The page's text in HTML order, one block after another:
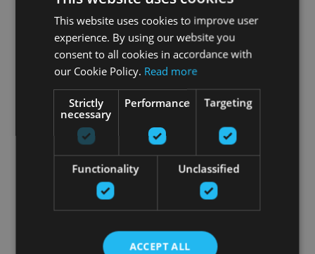
visām precēm nodrošinām
This website uses cookies to improve user
experience. By using our website you
consent to all cookies in accordance with
our Cookie Policy. Read more
Strictly
necessary
Performance Targeting
Functionality Unclassified
ACCEPT ALL